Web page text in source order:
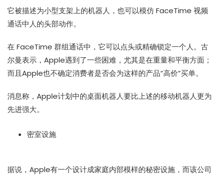
它被描述为小型支架上的机器人，也可以模仿 FaceTime 视频
通话中人的头部动作。
在 FaceTime 群组通话中，它可以点头或精确锁定一个人。古
尔曼表示，Apple遇到了一些困难，尤其是在重量和平衡方面；
而且Apple也不确定消费者是否会为这样的产品“高价”买单。
消息称，Apple计划中的桌面机器人要比上述的移动机器人更为
先进强大。
密室设施
据说，Apple有一个设计成家庭内部模样的秘密设施，而该公司